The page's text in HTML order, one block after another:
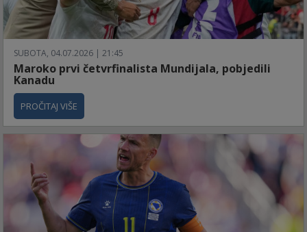
SUBOTA, 04.07.2026 | 21:45
Maroko prvi četvrfinalista Mundijala, pobjedili
Kanadu
PROČITAJ VIŠE